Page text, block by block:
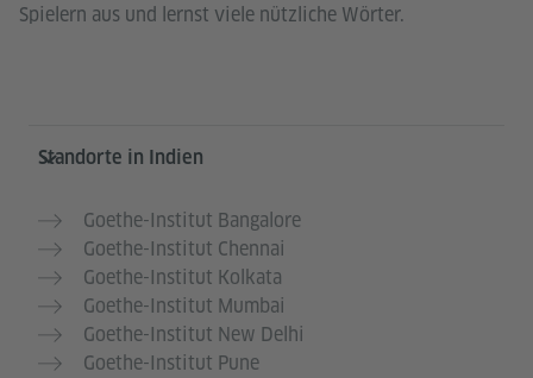
Spielern aus und lernst viele nützliche Wörter.
Service- und Informationsbereich
Standorte in Indien
Goethe-Institut Bangalore
Goethe-Institut Chennai
Goethe-Institut Kolkata
Goethe-Institut Mumbai
Goethe-Institut New Delhi
Goethe-Institut Pune